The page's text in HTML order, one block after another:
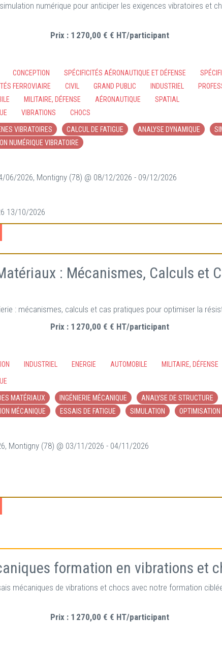
numérique pour anticiper les exigences vibratoires et
Prix : 1 270,00 € € HT/participant
CONCEPTION SPÉCIFICITÉS AÉRONAUTIQUE ET DÉFENSE
FERROVIAIRE
CIVIL GRAND PUBLIC INDUSTRIEL
MILITAIRE, DÉFENSE AÉRONAUTIQUE SPATIAL
VIBRATIONS CHOCS
VIBRATOIRES CALCUL DE FATIGUE ANALYSE DYNAMIQUE
NUMÉRIQUE VIBRATOIRE
06/2026, Montigny (78) @ 08/12/2026 - 09/12/2026
13/10/2026
: Mécanismes, Calculs et
: mécanismes, calculs et cas pratiques pour optimiser la
Prix : 1 270,00 € € HT/participant
INDUSTRIEL ENERGIE AUTOMOBILE MILITAIRE, DÉFENSE
MATÉRIAUX INGÉNIERIE MÉCANIQUE ANALYSE DE STRUCTURE
MÉCANIQUE
ESSAIS DE FATIGUE SIMULATION
Montigny (78) @ 03/11/2026 - 04/11/2026
formation en vibrations et
mécaniques de vibrations et chocs avec notre formation
Prix : 1 270,00 € € HT/participant